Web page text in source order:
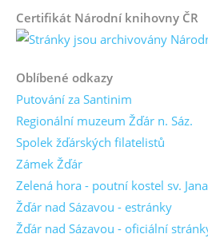
Certifikát Národní knihovny ČR
Oblíbené odkazy
Putování za Santinim
Regionální muzeum Žďár n. Sáz.
Spolek žďárských filatelistů
Zámek Žďár
Zelená hora - poutní kostel sv.
Žďár nad Sázavou - estránky
Žďár nad Sázavou - oficiální